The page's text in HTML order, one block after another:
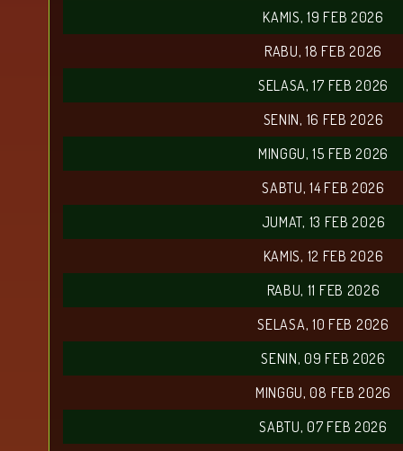
KAMIS, 19 FEB 2026
RABU, 18 FEB 2026
SELASA, 17 FEB 2026
SENIN, 16 FEB 2026
MINGGU, 15 FEB 2026
SABTU, 14 FEB 2026
JUMAT, 13 FEB 2026
KAMIS, 12 FEB 2026
RABU, 11 FEB 2026
SELASA, 10 FEB 2026
SENIN, 09 FEB 2026
MINGGU, 08 FEB 2026
SABTU, 07 FEB 2026